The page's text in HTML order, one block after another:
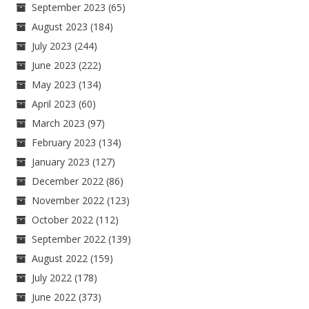
September 2023 (65)
August 2023 (184)
July 2023 (244)
June 2023 (222)
May 2023 (134)
April 2023 (60)
March 2023 (97)
February 2023 (134)
January 2023 (127)
December 2022 (86)
November 2022 (123)
October 2022 (112)
September 2022 (139)
August 2022 (159)
July 2022 (178)
June 2022 (373)